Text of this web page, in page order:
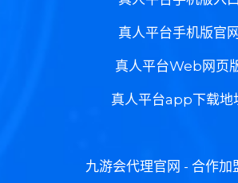
真人平台手机版官网
真人平台Web网页
真人平台app下载地
九游会代理官网 - 合作加